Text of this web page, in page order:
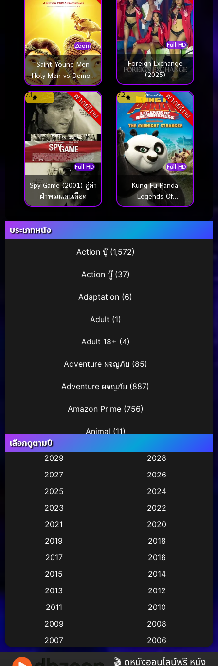
Zoom
Saint Young Men
Holy Men vs Demon
Army ศาสดาลาพักร้อน
เดอะมูฟวี่ (2024)
Full HD
Foreign Exchange
(2025)
พากย์ไทย
Full HD
7.1
Spy Game (2001) คู่ล่า
ฝ่าพรมแดนเดือด
พากย์ไทย
Full HD
7.2
Kung Fu Panda
Legends Of
Awesomeness Vol.4
ประเภทหนัง
Action บู๊(1,572)
Action บู๊(37)
Adaptation (6)
Adult (1)
Adult 18+ (4)
Adventure ผจญภัย (85)
Adventure ผจญภัย (887)
Amazon Prime(756)
Animal (11)
Animation การ์ตูน(245)
Based on a True Story สร้างจากเรื่องจริง(3)
เลือกดูตามปี
2029
2028
2027
2026
2025
2024
2023
2022
2021
2020
2019
2018
2017
2016
2015
2014
2013
2012
2011
2010
2009
2008
2007
2006
2005
2004
🎬 ดูหนังออนไลน์ฟรี หนัง